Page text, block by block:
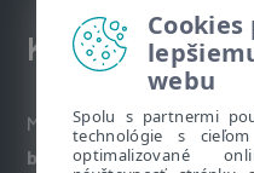
Kontakt
Máte nezodpovedané
webu
Spolu s partnermi
technológie s
optimalizované